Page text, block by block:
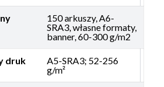
150 arkuszy, A6-
SRA3, własne formaty,
banner, 60-300 g/m2
druk
A5-SRA3; 52-256
g/m²